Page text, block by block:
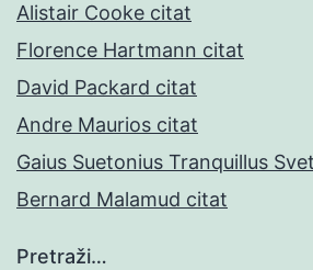
Alistair Cooke citat
Florence Hartmann citat
David Packard citat
Andre Maurios citat
Gaius Suetonius Tranquillus
Bernard Malamud citat
Pretraži…